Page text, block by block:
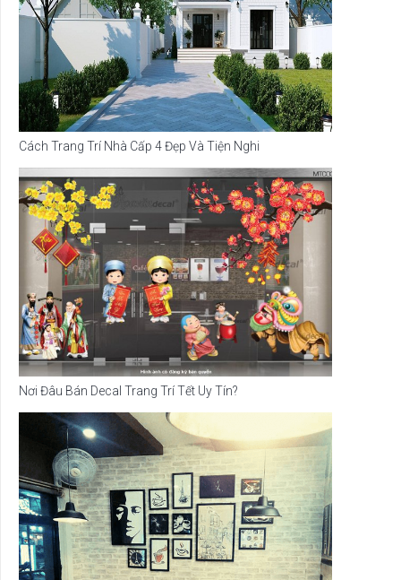
Cách Trang Trí Nhà Cấp 4 Đẹp Và Tiện Nghi
Nơi Đâu Bán Decal Trang Trí Tết Uy Tín?